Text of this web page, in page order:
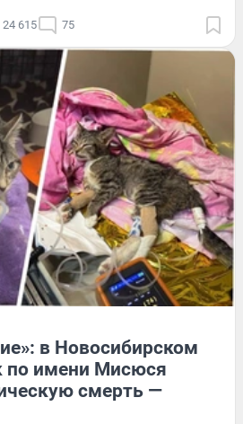
24 615 75
в Новосибирском
по имени Мисюся
смерть —